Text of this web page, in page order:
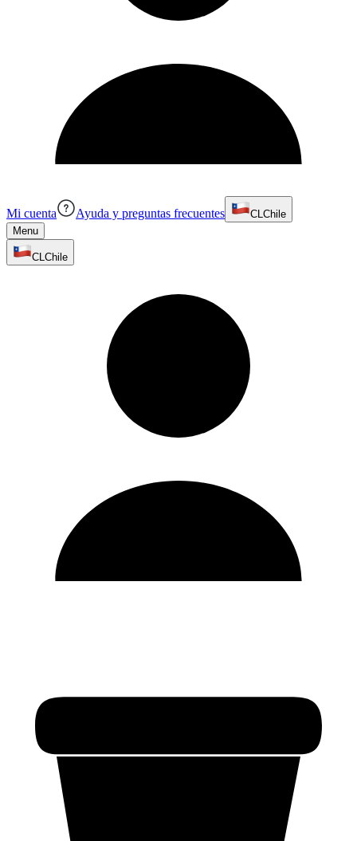
Mi cuenta Ayuda y preguntas frecuentes CLChile
Menu
CLChile